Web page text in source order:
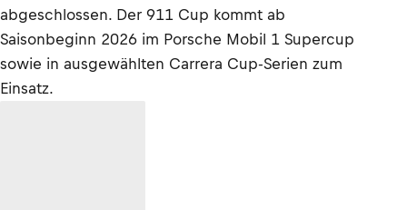
abgeschlossen. Der 911 Cup kommt ab
Saisonbeginn 2026 im Porsche Mobil 1 Supercup
sowie in ausgewählten Carrera Cup-Serien zum
Einsatz.